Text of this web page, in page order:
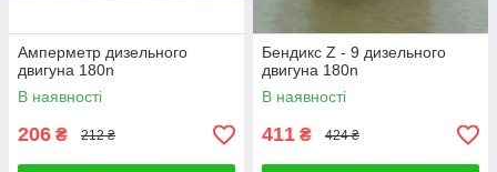
Амперметр дизельного
двигуна 180n
В наявності
206 ₴ 212 ₴
Бендикс Z - 9 дизельного
двигуна 180n
В наявності
411 ₴ 424 ₴